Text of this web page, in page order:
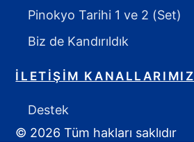
Pinokyo Tarihi 1 ve 2 (Set)
Biz de Kandırıldık
İLETIŞIM KANALLARIMIZ
Destek
© 2026 Tüm hakları saklıdır